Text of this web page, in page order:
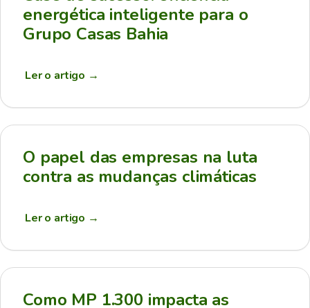
energética inteligente para o
Grupo Casas Bahia
Ler o artigo →
O papel das empresas na luta
contra as mudanças climáticas
Ler o artigo →
Como MP 1.300 impacta as